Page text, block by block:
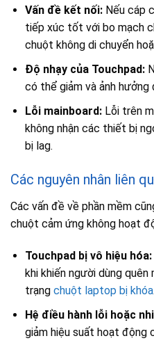
Vấn đề kết nối:Nếu cáp
tiếp xúc tốt với bo mạch
chuột không di chuyển
Độ nhạy của Touchpad:
có thể giảm và ảnh hưởng
Lỗi mainboard:Lỗi trên
không nhận các thiết bị
bị lag.
Các nguyên nhân liên
Các vấn đề về phần mềm
chuột cảm ứng không hoạt
Touchpad bị vô hiệu hóa:
khi khiến người dùng
trạng chuột laptop bị khóa.
Hệ điều hành lỗi hoặc
giảm hiệu suất hoạt động